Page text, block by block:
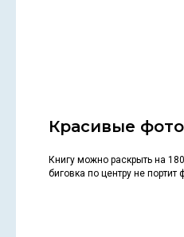
Красивые
Книгу можно раскрыть на
биговка по центру не портит